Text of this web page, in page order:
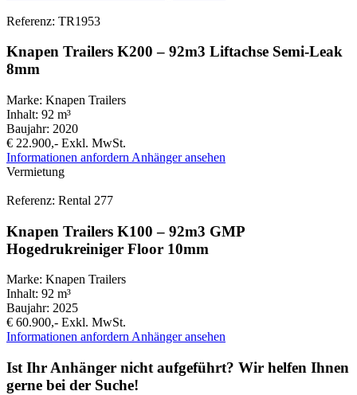
Referenz: TR1953
Knapen Trailers K200 – 92m3 Liftachse Semi-Leak
8mm
Marke: Knapen Trailers
Inhalt: 92 m³
Baujahr: 2020
€ 22.900,- Exkl. MwSt.
Informationen anfordern Anhänger ansehen
Vermietung
Referenz: Rental 277
Knapen Trailers K100 – 92m3 GMP
Hogedrukreiniger Floor 10mm
Marke: Knapen Trailers
Inhalt: 92 m³
Baujahr: 2025
€ 60.900,- Exkl. MwSt.
Informationen anfordernAnhänger ansehen
Ist Ihr Anhänger nicht aufgeführt? Wir helfen Ihnen
gerne bei der Suche!